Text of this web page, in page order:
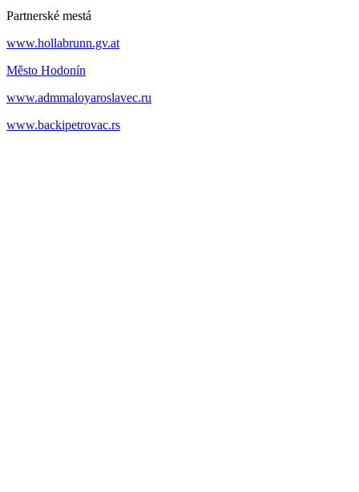
Partnerské mestá
www.hollabrunn.gv.at
Město Hodonín
www.admmaloyaroslavec.ru
www.backipetrovac.rs